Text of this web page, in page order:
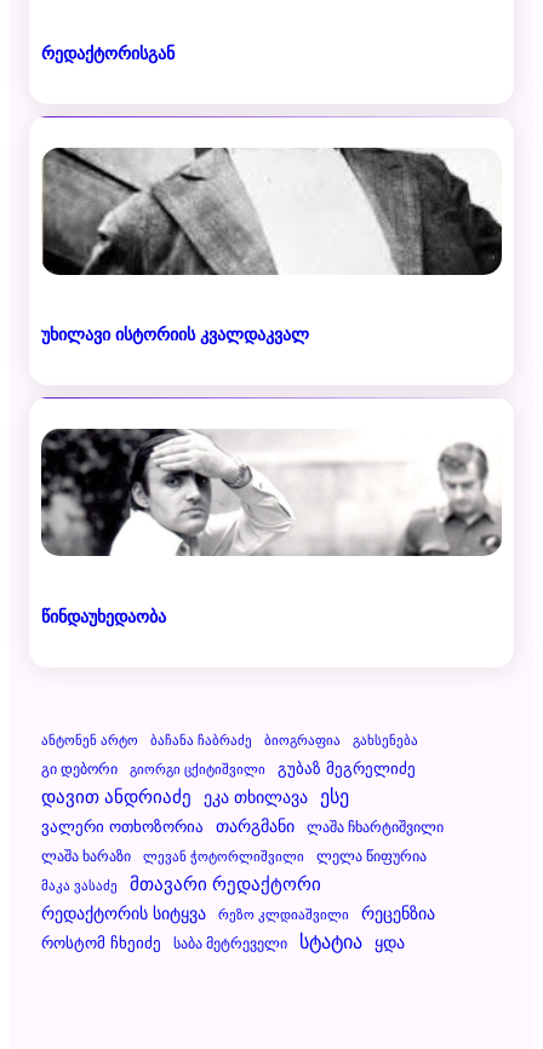
რედაქტორისგან
უხილავი ისტორიის კვალდაკვალ
წინდაუხედაობა
Ანტონენ Არტო Ბაჩანა Ჩაბრაძე Ბიოგრაფია
Გახსენება
Გი Დებორი
Გიორგი Ცქიტიშვილი Გუბაზ Მეგრელიძე
Დავით Ანდრიაძე Ეკა Თხილავა Ესე
Ვალერი Ოთხოზორია Თარგმანი Ლაშა Ჩხარტიშვილი
Ლაშა Ხარაზი Ლევან Ჭოტორლიშვილი
Ლელა Წიფურია
Მაკა Ვასაძე
Მთავარი Რედაქტორი
Რედაქტორის Სიტყვა Რეზო Კლდიაშვილი Რეცენზია
Როსტომ Ჩხეიძე Საბა Მეტრეველი Სტატია Ყდა